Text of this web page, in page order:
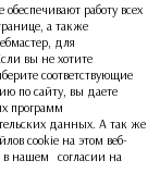
Группы:
работу всех
а также
для
вы не хотите
соответствующие
по сайту, вы даете
программ
данных. А так же
cookie на этом веб-
в нашем согласии на